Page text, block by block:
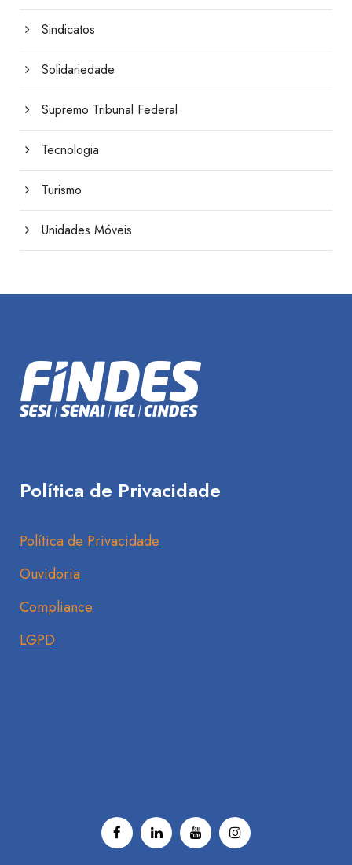
Sindicatos
Solidariedade
Supremo Tribunal Federal
Tecnologia
Turismo
Unidades Móveis
Política de Privacidade
Política de Privacidade
Ouvidoria
Compliance
LGPD